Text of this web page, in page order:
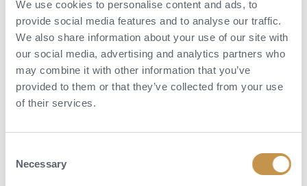
We use cookies to personalise content and ads, to
provide social media features and to analyse our traffic.
We also share information about your use of our site with
our social media, advertising and analytics partners who
may combine it with other information that you’ve
provided to them or that they’ve collected from your use
of their services.
Selection
Necessary